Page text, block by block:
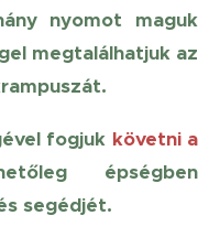
nyomot maguk
megtalálhatjuk az
fogjuk követni a
épségben
segédjét.